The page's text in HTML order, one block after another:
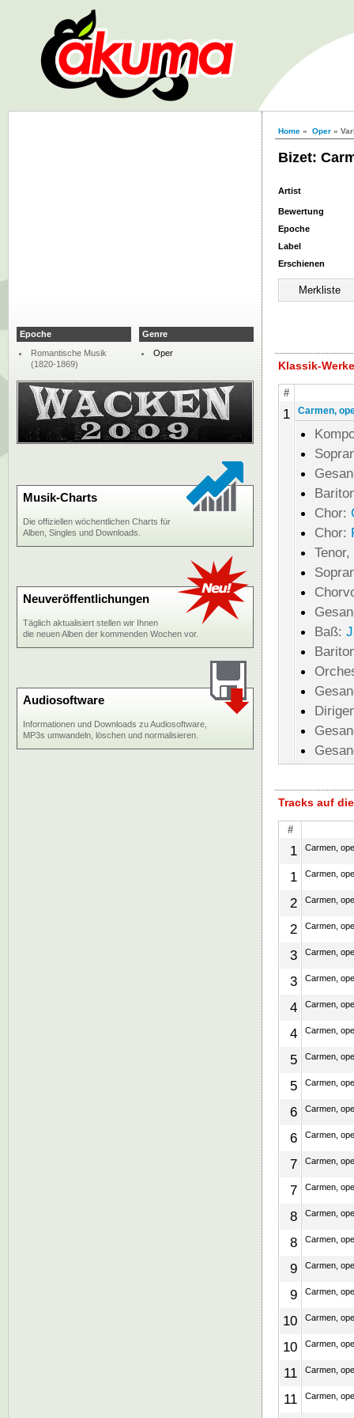
Home » Oper »
Bizet:
Artist
Bewertung
Epoche
Label
Erschienen
Klassik-
#
1 Carmen,
Chor:
Chor:
Baß:
Tracks auf
#
1 Carmen,
1 Carmen,
2 Carmen,
2 Carmen,
3 Carmen,
3 Carmen,
4 Carmen,
4 Carmen,
5 Carmen,
5 Carmen,
6 Carmen,
6 Carmen,
7 Carmen,
7 Carmen,
8 Carmen,
8 Carmen,
9 Carmen,
9 Carmen,
10 Carmen,
10 Carmen,
11 Carmen,
11 Carmen,
Epoche
Romantische Musik
(1820-1869)
Genre
Oper
Musik-Charts
Die offiziellen wöchentlichen Charts für
Alben, Singles und Downloads.
Neuveröffentlichungen
Täglich aktualisiert stellen wir Ihnen
die neuen Alben der kommenden Wochen vor.
Audiosoftware
Informationen und Downloads zu Audiosoftware,
MP3s umwandeln, löschen und normalisieren.